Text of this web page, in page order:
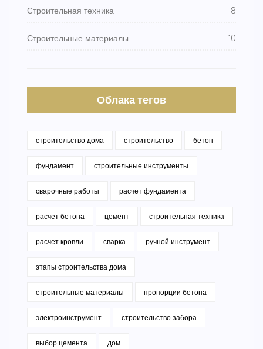
Строительная техника 18
Строительные материалы 10
Облака тегов
строительство дома строительство бетон
фундамент строительные инструменты
сварочные работы расчет фундамента
расчет бетона цемент строительная техника
расчет кровли сварка ручной инструмент
этапы строительства дома
строительные материалы пропорции бетона
электроинструмент строительство забора
выбор цемента дом